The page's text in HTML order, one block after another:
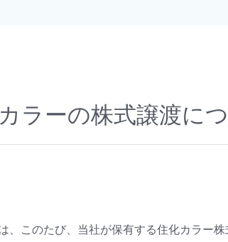
ラーの株式譲渡に
、このたび、当社が保有する住化カラー株